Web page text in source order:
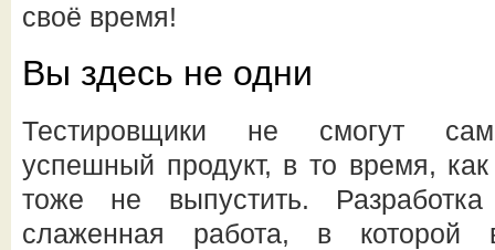
своё время!
Вы здесь не одни
Тестировщики не смогут
успешный продукт, в то время,
тоже не выпустить.
слаженная работа, в которой